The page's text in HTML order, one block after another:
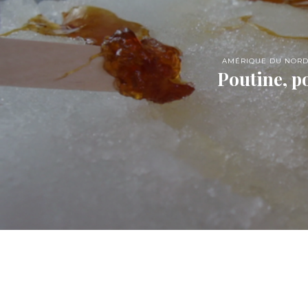
AMÉRIQUE DU NORD
Poutine,